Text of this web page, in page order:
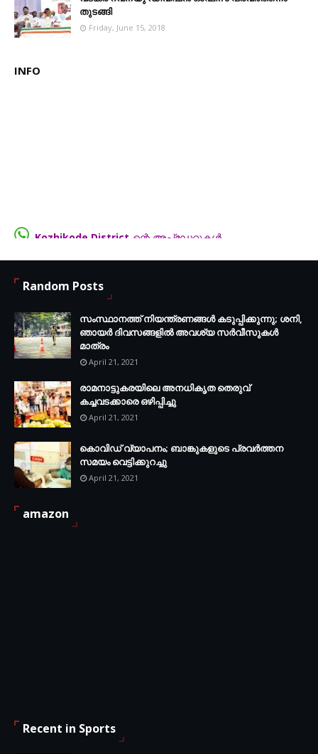
തുടങ്ങി
Friday, June 15, 2018
INFO
Kozhikode District -ന്റെ അപ്ഡേറ്റുകൾ
നഷ്ട്ടമാകാതിരിക്കാൻ Facebook Group-ൽ Join ചെയ്യൂ...
FB.com/groups/thecalicut
Random Posts
സംസ്ഥാനത്ത് നിയന്ത്രണങ്ങള്‍ കടുപ്പിക്കുന്നു; ശനി,
ഞായര്‍ ദിവസങ്ങളില്‍ അവശ്യ സര്‍വീസുകള്‍
മാത്രം
April 21, 2021
രാമനാട്ടുകരയിലെ അനധികൃത തെരുവ്
കച്ചവടക്കാരെ ഒഴിപ്പിച്ചു
April 21, 2021
കൊവിഡ് വ്യാപനം; ബാങ്കുകളുടെ പ്രവർത്തന
സമയം വെട്ടിക്കുറച്ചു
April 21, 2021
amazon
Recent in Sports